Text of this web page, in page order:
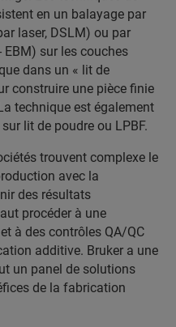
en un balayage par
laser, DSLM) ou par
sur les couches
dans un « lit de
construire une pièce finie
technique est également
lit de poudre ou LPBF.
trouvent complexe le
avec la
des résultats
procéder à une
à des contrôles QA/QC
additive. Bruker a une
un panel de solutions
de la fabrication